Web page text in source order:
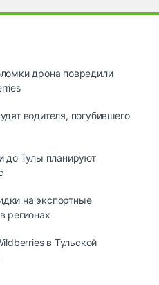
дрона повредили
водителя, погубившего
до Тулы планируют
на экспортные
регионах
в Тульской